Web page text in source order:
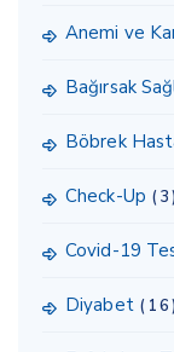
Anemi ve
Bağırsak
Böbrek
Check-Up (3)
Covid-19
Diyabet (16)